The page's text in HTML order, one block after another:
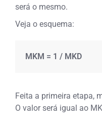
será o mesmo.
Veja o esquema:
MKM = 1 / MKD
Feita a primeira etapa,
O valor será igual ao